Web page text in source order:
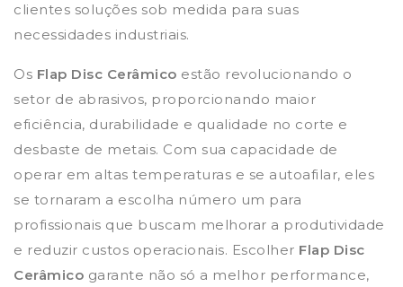
clientes soluções sob medida para suas
necessidades industriais.
Os Flap Disc Cerâmico estão revolucionando o
setor de abrasivos, proporcionando maior
eficiência, durabilidade e qualidade no corte e
desbaste de metais. Com sua capacidade de
operar em altas temperaturas e se autoafilar, eles
se tornaram a escolha número um para
profissionais que buscam melhorar a produtividade
e reduzir custos operacionais. Escolher Flap Disc
Cerâmico garante não só a melhor performance,